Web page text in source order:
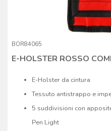
BOR84065
E-HOLSTER ROSSO
E-Holster da cintura
Tessuto antistrappo e
5 suddivisioni con
Pen Light